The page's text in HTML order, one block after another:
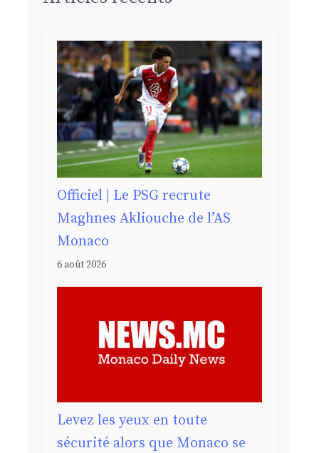
Officiel | Le PSG recrute
Maghnes Akliouche de l’AS
Monaco
6 août 2026
Levez les yeux en toute
sécurité alors que Monaco se